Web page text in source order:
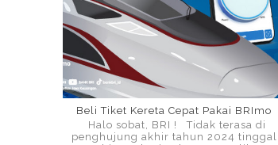
Beli Tiket Kereta Cepat Pakai BRImo
Halo sobat, BRI ! Tidak terasa di
penghujung akhir tahun 2024 tinggal